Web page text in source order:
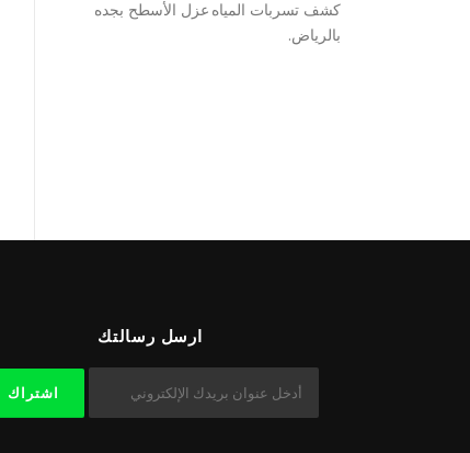
عزل الأسطح بجده كشف تسربات المياه
بالرياض.
ارسل رسالتك